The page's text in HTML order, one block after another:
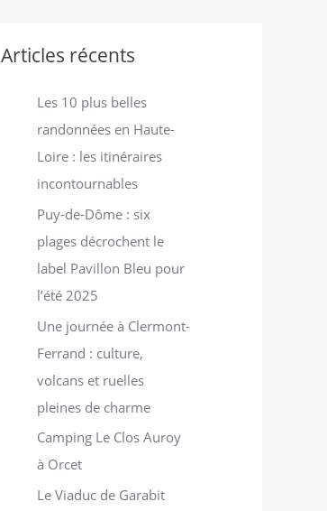
Articles récents
Les 10 plus belles
randonnées en Haute-
Loire : les itinéraires
incontournables
Puy-de-Dôme : six
plages décrochent le
label Pavillon Bleu pour
l’été 2025
Une journée à Clermont-
Ferrand : culture,
volcans et ruelles
pleines de charme
Camping Le Clos Auroy
à Orcet
Le Viaduc de Garabit